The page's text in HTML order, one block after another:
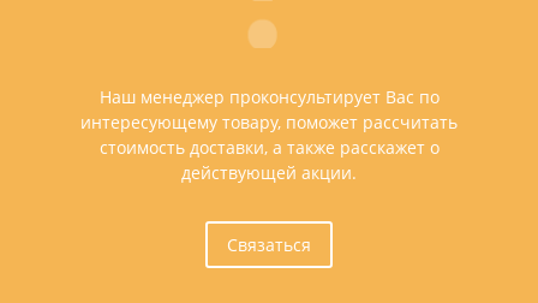
Наш менеджер проконсультирует Вас по
интересующему товару, поможет рассчитать
стоимость доставки, а также расскажет о
действующей акции.
Связаться